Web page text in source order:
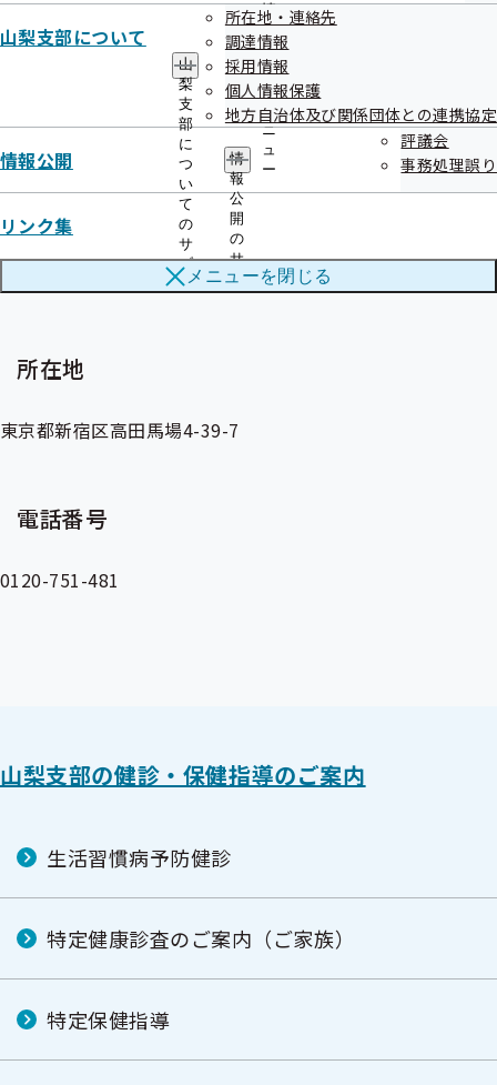
情
報
の
サ
ブ
メ
ニ
ュ
ー
山梨支部について
山
梨
支
部
に
つ
い
て
の
サ
ブ
メ
所在地・連絡先
調達情報
採用情報
個人情報保護
地方自治体及び関係団体との連携協定
情報公開
情
報
公
開
の
サ
ブ
メ
評議会
事務処理誤り
リンク集
メニューを閉じる
事業者名
株式会社エム・エイチ・アイ
所在地
東京都新宿区高田馬場4-39-7
電話番号
0120-751-481
山梨支部の健診・保健指導のご案内
生活習慣病予防健診
特定健康診査のご案内（ご家族）
特定保健指導